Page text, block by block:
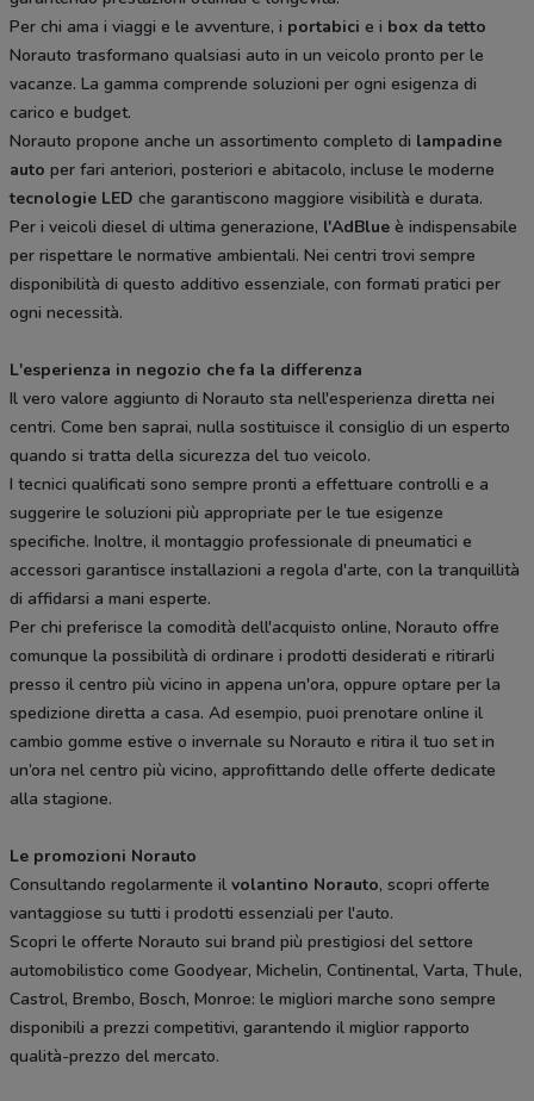
Per chi ama i viaggi e le avventure, i portabici e i box da tetto
Norauto trasformano qualsiasi auto in un veicolo pronto per le
vacanze. La gamma comprende soluzioni per ogni esigenza di
carico e budget.
Norauto propone anche un assortimento completo di lampadine
auto per fari anteriori, posteriori e abitacolo, incluse le moderne
tecnologie LED che garantiscono maggiore visibilità e durata.
Per i veicoli diesel di ultima generazione, l'AdBlue è indispensabile
per rispettare le normative ambientali. Nei centri trovi sempre
disponibilità di questo additivo essenziale, con formati pratici per
ogni necessità.
L'esperienza in negozio che fa la differenza
Il vero valore aggiunto di Norauto sta nell'esperienza diretta nei
centri. Come ben saprai, nulla sostituisce il consiglio di un esperto
quando si tratta della sicurezza del tuo veicolo.
I tecnici qualificati sono sempre pronti a effettuare controlli e a
suggerire le soluzioni più appropriate per le tue esigenze
specifiche. Inoltre, il montaggio professionale di pneumatici e
accessori garantisce installazioni a regola d'arte, con la tranquillità
di affidarsi a mani esperte.
Per chi preferisce la comodità dell'acquisto online, Norauto offre
comunque la possibilità di ordinare i prodotti desiderati e ritirarli
presso il centro più vicino in appena un'ora, oppure optare per la
spedizione diretta a casa. Ad esempio, puoi prenotare online il
cambio gomme estive o invernale su Norauto e ritira il tuo set in
un’ora nel centro più vicino, approfittando delle offerte dedicate
alla stagione.
Le promozioni Norauto
Consultando regolarmente il volantino Norauto, scopri offerte
vantaggiose su tutti i prodotti essenziali per l'auto.
Scopri le offerte Norauto sui brand più prestigiosi del settore
automobilistico come Goodyear, Michelin, Continental, Varta, Thule,
Castrol, Brembo, Bosch, Monroe: le migliori marche sono sempre
disponibili a prezzi competitivi, garantendo il miglior rapporto
qualità-prezzo del mercato.